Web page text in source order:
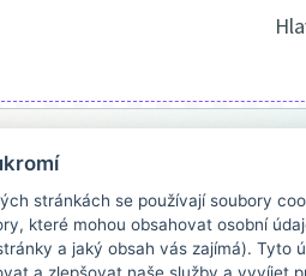
stránkách se používají soubory
které mohou obsahovat osobní
a jaký obsah vás zajímá). Tyto